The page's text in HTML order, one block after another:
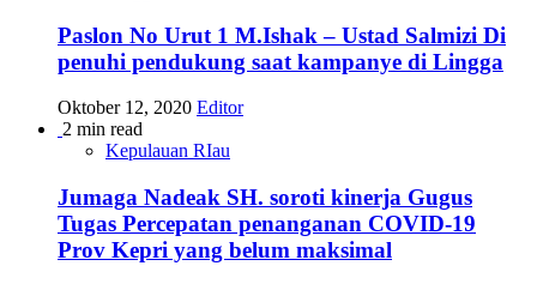
Paslon No Urut 1 M.Ishak – Ustad Salmizi Di
penuhi pendukung saat kampanye di Lingga
Oktober 12, 2020 Editor
2 min read
Kepulauan RIau
Jumaga Nadeak SH. soroti kinerja Gugus
Tugas Percepatan penanganan COVID-19
Prov Kepri yang belum maksimal